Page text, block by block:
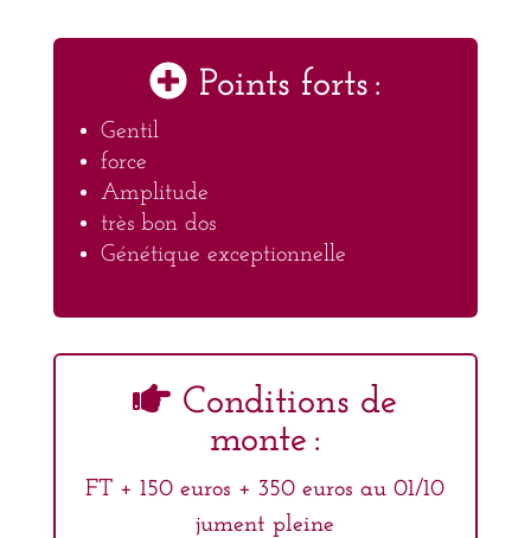
Points forts :
Gentil
force
Amplitude
très bon dos
Génétique exceptionnelle
Conditions de
monte :
FT + 150 euros + 350 euros au 01/10
jument pleine